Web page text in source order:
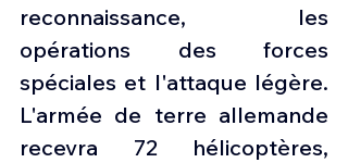
reconnaissance, les
opérations des forces
spéciales et l'attaque légère.
L'armée de terre allemande
recevra 72 hélicoptères,